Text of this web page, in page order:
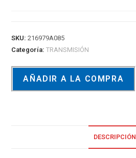
SKU:216979A085
Categoría:TRANSMISIÓN
AÑADIR A LA COMPRA
DESCRIPCIÓN